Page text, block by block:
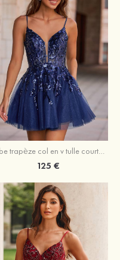
Robe trapèze col en v tulle courte/mini robe de fête de la rentrée avec poches paillettes
125 €